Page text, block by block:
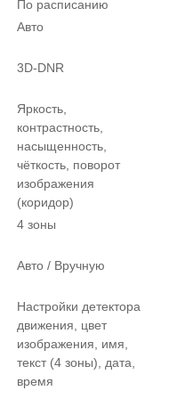
По расписанию
Авто
3D-DNR
Яркость,
контрастность,
насыщенность,
чёткость, поворот
изображения
(коридор)
4 зоны
Авто / Вручную
Настройки детектора
движения, цвет
изображения, имя,
текст (4 зоны), дата,
время